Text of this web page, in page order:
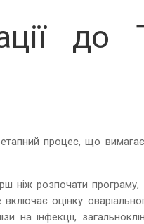
до
процес, що
ніж розпочати програму,
оцінку
на інфекції,